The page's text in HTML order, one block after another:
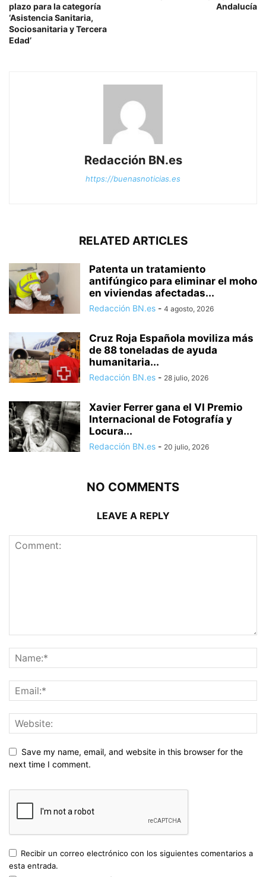
plazo para la categoría
‘Asistencia Sanitaria,
Sociosanitaria y Tercera
Edad’
Andalucía
Redacción BN.es
https://buenasnoticias.es
RELATED ARTICLES
Patenta un tratamiento
antifúngico para eliminar el moho
en viviendas afectadas...
Redacción BN.es - 4 agosto, 2026
Cruz Roja Española moviliza más
de 88 toneladas de ayuda
humanitaria...
Redacción BN.es - 28 julio, 2026
Xavier Ferrer gana el VI Premio
Internacional de Fotografía y
Locura...
Redacción BN.es - 20 julio, 2026
NO COMMENTS
LEAVE A REPLY
Save my name, email, and website in this browser for the
next time I comment.
Recibir un correo electrónico con los siguientes comentarios a
esta entrada.